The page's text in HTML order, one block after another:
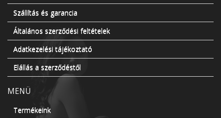
Szállítás és garancia
Általános szerződési feltételek
Adatkezelési tájékoztató
Elállás a szerződéstől
MENÜ
Termékeink